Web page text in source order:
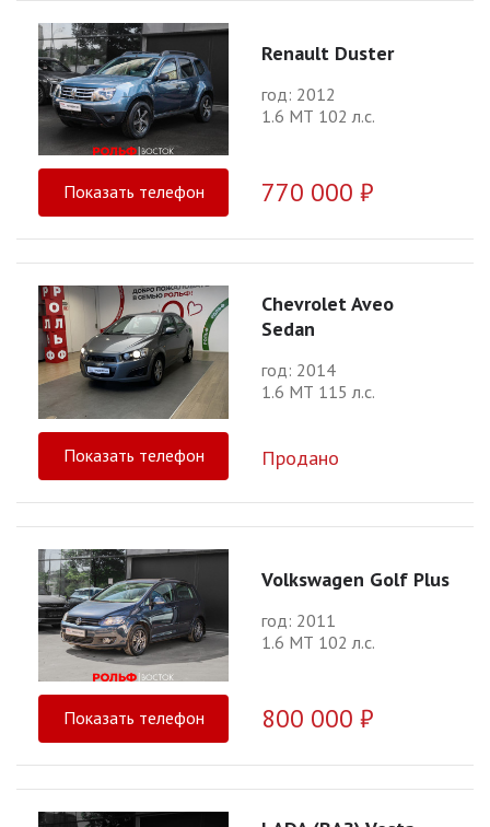
Renault Duster
год: 2012
1.6 МТ 102 л.с.
Показать телефон 770 000 ₽
Chevrolet Aveo
Sedan
год: 2014
1.6 МТ 115 л.с.
Показать телефон Продано
Volkswagen Golf Plus
год: 2011
1.6 МТ 102 л.с.
Показать телефон 800 000 ₽